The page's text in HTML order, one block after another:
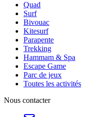
Quad
Surf
Bivouac
Kitesurf
Parapente
Trekking
Hammam & Spa
Escape Game
Parc de jeux
Toutes les activités
Nous contacter